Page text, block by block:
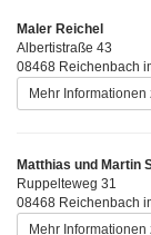
Maler Reichel
Albertistraße 43
08468 Reichenbach
Mehr
Matthias und Martin
Ruppelteweg 31
08468 Reichenbach
Mehr